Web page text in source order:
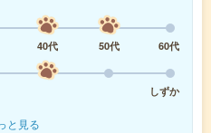
40代 50代
60代
しずか
と見る